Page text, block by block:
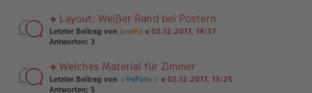
ei
tr
a
es
e
n
er
ei
tr
a
u
n
g
es
e
n
rs
te
n
g
Layout: Weißer Rand bei Postern
Letzter Beitrag von Josefia « 02.12.2017, 14:37
Antworten: 3
rs
te
Welches Material für Zimmer
Letzter Beitrag von ☼PeFoto☼ « 02.12.2017, 13:25
Antworten: 5